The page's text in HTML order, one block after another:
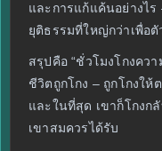
และการแก้แค้นอย่างไร
ยุติธรรมที่ใหญ่กว่าเพื่อตั
สรุปคือ “ชั่วโมงโกงคว
ชีวิตถูกโกง – ถูกโกงให้
และในที่สุด เขาก็โกงก
เขาสมควรได้รับ